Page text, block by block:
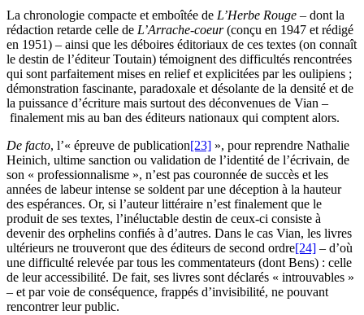
La chronologie compacte et emboîtée de L’Herbe Rouge – dont la
rédaction retarde celle de L’Arrache-coeur(conçu en 1947 et rédigé
en 1951) – ainsi que les déboires éditoriaux de ces textes (on connaît
le destin de l’éditeur Toutain) témoignent des difficultés rencontrées
qui sont parfaitement mises en relief et explicitées par les oulipiens ;
démonstration fascinante, paradoxale et désolante de la densité et de
la puissance d’écriture mais surtout des déconvenues de Vian –
finalement mis au ban des éditeurs nationaux qui comptent alors.
De facto, l’« épreuve de publication[23] », pour reprendre Nathalie
Heinich, ultime sanction ou validation de l’identité de l’écrivain, de
son « professionnalisme », n’est pas couronnée de succès et les
années de labeur intense se soldent par une déception à la hauteur
des espérances. Or, si l’auteur littéraire n’est finalement que le
produit de ses textes, l’inéluctable destin de ceux-ci consiste à
devenir des orphelins confiés à d’autres. Dans le cas Vian, les livres
ultérieurs ne trouveront que des éditeurs de second ordre[24] – d’où
une difficulté relevée par tous les commentateurs (dont Bens) : celle
de leur accessibilité. De fait, ses livres sont déclarés « introuvables »
– et par voie de conséquence, frappés d’invisibilité, ne pouvant
rencontrer leur public.